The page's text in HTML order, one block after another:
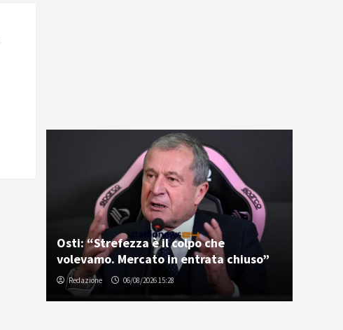
Osti: “Strefezza è il colpo che
volevamo. Mercato in entrata chiuso”
Redazione 06/08/2026 15:28